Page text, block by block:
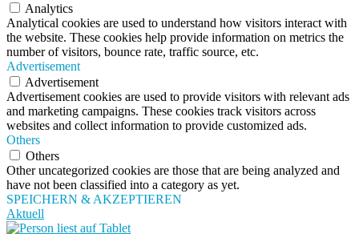
Analytics
Analytical cookies are used to understand how visitors interact with
the website. These cookies help provide information on metrics the
number of visitors, bounce rate, traffic source, etc.
Advertisement
Advertisement
Advertisement cookies are used to provide visitors with relevant ads
and marketing campaigns. These cookies track visitors across
websites and collect information to provide customized ads.
Others
Others
Other uncategorized cookies are those that are being analyzed and
have not been classified into a category as yet.
SPEICHERN & AKZEPTIEREN
Aktuell